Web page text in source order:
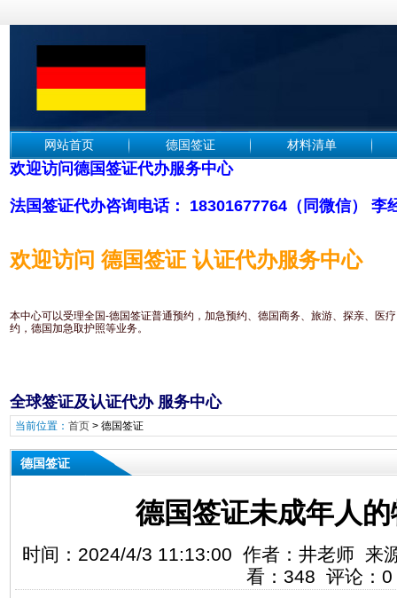
网站首页 德国签证 材料清单
欢迎访问德国签证代办服务中心
法国签证代办咨询电话： 18301677764（同微信） 李
欢迎访问 德国签证 认证代办服务中心
本中心可以受理全国-德国签证普通预约，加急预约、德国商务、旅游、探亲、医
约，德国加急取护照等业务。
全球签证及认证代办 服务中心 联系客服
当前位置： 首页> 德国签证
德国签证
德国签证未成年人
时间：2024/4/3 11:13:00 作者：井老师 来
看：348 评论：0